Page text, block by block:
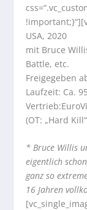
USA, 2020
mit Bruce
Battle, etc.
Freigegeben
Laufzeit: Ca.
(OT: „Hard
* Bruce Willis
eigentlich
ganz so
16 Jahren